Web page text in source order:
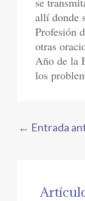
allí donde
Profesión
otras
Año de la
los
← Entrada